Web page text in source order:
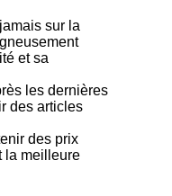
sur la
et sa
les dernières
des articles
des prix
la meilleure